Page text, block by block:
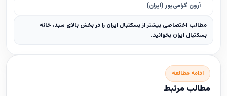
آرون گرامی‌پور (ایران)
مطالب اختصاصی بیشتر از بسکتبال ایران را در بخش بالای سبد، خانه
بسکتبال ایران بخوانید.
ادامه مطالعه
مطالب مرتبط